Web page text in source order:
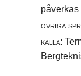
påverkas
övriga
källa: